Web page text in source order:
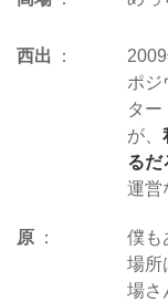
西出
ポジ
ター
が、
るだ
運営
原
僕も
場所
場さ